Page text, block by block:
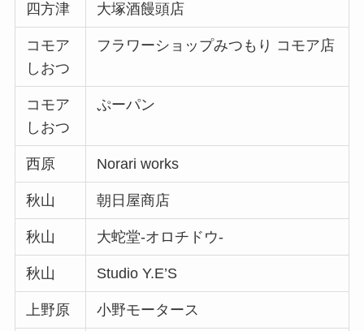
四方津 大塚酒饅頭店
コモア
しおつ
フラワーショップみつもり コモア店
コモア
しおつ
ぷーパン
西原 Norari works
秋山 朝日屋商店
秋山 大蛇堂-オロチドウ-
秋山 Studio Y.E’S
上野原 小野モータース